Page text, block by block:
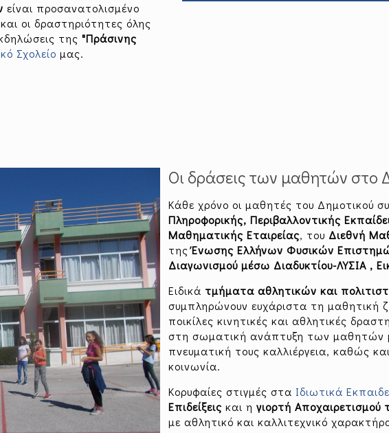
είναι προσανατολισμένο
και οι δραστηριότητες όλης
της"Πράσινης
Σχολείο μας.
Οι δράσεις των μαθητών στο
Κάθε χρόνο οι μαθητές του Δημοτικού
Πληροφορικής, Περιβαλλοντικής
Μαθηματικής Εταιρείας, του Διεθνή
τηςΈνωσης Ελλήνων Φυσικών
Διαγωνισμού μέσω Διαδυκτίου-ΛΥΣΙΑ ,
Ειδικά τμήματα αθλητικών και
συμπληρώνουν ευχάριστα τη
ποικίλες κινητικές και αθλητικές
στη σωματική ανάπτυξη των μαθητών
πνευματική τους καλλιέργεια, καθώς
κοινωνία.
Κορυφαίες στιγμές στα Ιδιωτικά
Επιδείξεις και ηγιορτή Αποχαιρετισμού
με αθλητικό και καλλιτεχνικό